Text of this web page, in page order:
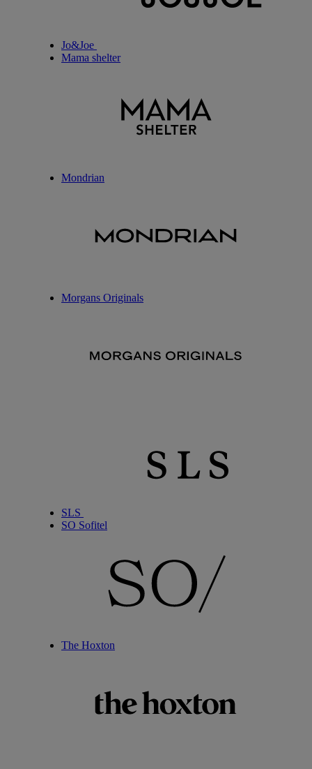
Jo&Joe
Mama shelter
Mondrian
Morgans Originals
SLS
SO Sofitel
The Hoxton